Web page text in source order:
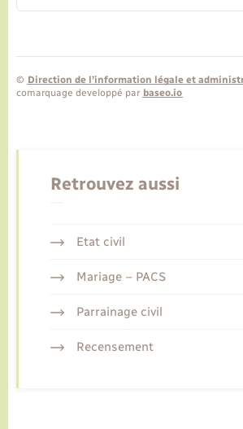
© Direction de l’information légale et
comarquage developpé par baseo.io
Retrouvez aussi
Etat civil
Mariage – PACS
Parrainage civil
Recensement